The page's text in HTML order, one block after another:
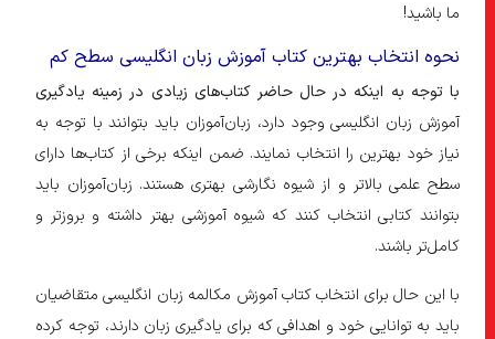
ما باشید!
نحوه انتخاب بهترین کتاب آموزش زبان انگلیسی سطح کم
با توجه به اینکه در حال حاضر کتاب‌های زیادی در زمینه یادگیری
آموزش زبان انگلیسی وجود دارد، زبان‌آموزان باید بتوانند با توجه به
نیاز خود بهترین را انتخاب نمایند. ضمن اینکه برخی از کتاب‌ها دارای
سطح علمی بالاتر و از شیوه نگارشی بهتری هستند. زبان‌آموزان باید
بتوانند کتابی انتخاب کنند که شیوه آموزشی بهتر داشته و بروزتر و
کامل‌تر باشند.
با این حال برای انتخاب کتاب آموزش مکالمه زبان انگلیسی متقاضیان
باید به توانایی خود و اهدافی که برای یادگیری زبان دارند، توجه کرده